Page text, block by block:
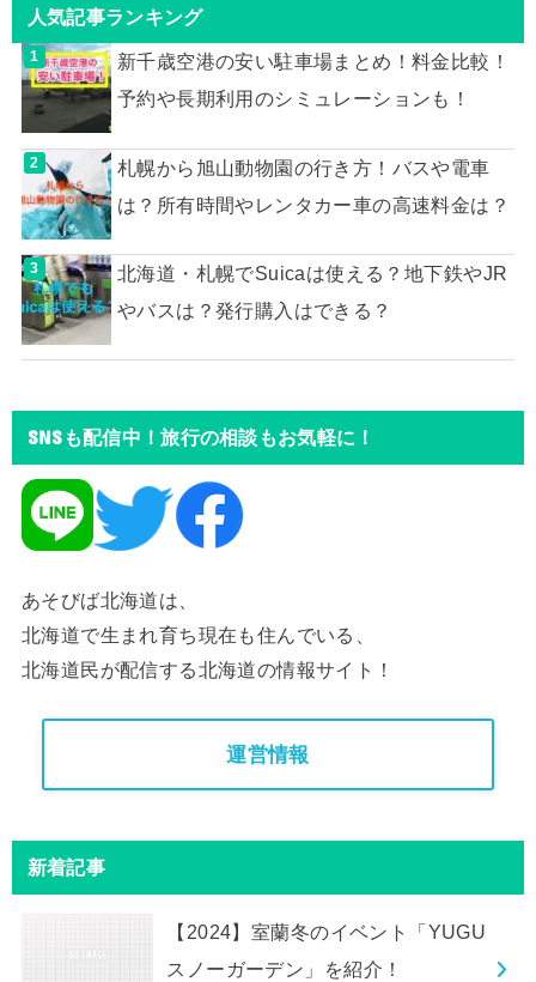
人気記事ランキング
新千歳空港の安い駐車場まとめ！料金比較！
予約や長期利用のシミュレーションも！
札幌から旭山動物園の行き方！バスや電車
は？所有時間やレンタカー車の高速料金は？
北海道・札幌でSuicaは使える？地下鉄やJR
やバスは？発行購入はできる？
SNSも配信中！旅行の相談もお気軽に！
あそびば北海道は、
北海道で生まれ育ち現在も住んでいる、
北海道民が配信する北海道の情報サイト！
運営情報
新着記事
【2024】室蘭冬のイベント「YUGU
スノーガーデン」を紹介！